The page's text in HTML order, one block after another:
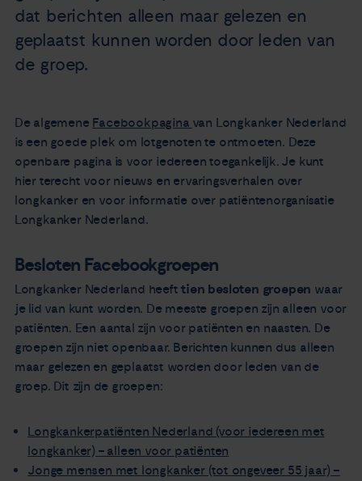
dat berichten alleen maar gelezen en
geplaatst kunnen worden door leden van
de groep.
De algemene Facebookpagina van Longkanker Nederland
is een goede plek om lotgenoten te ontmoeten. Deze
openbare pagina is voor iedereen toegankelijk. Je kunt
hier terecht voor nieuws en ervaringsverhalen over
longkanker en voor informatie over patiëntenorganisatie
Longkanker Nederland.
Besloten Facebookgroepen
Longkanker Nederland heeft tien besloten groepen waar
je lid van kunt worden. De meeste groepen zijn alleen voor
patiënten. Een aantal zijn voor patiënten en naasten. De
groepen zijn niet openbaar. Berichten kunnen dus alleen
maar gelezen en geplaatst worden door leden van de
groep. Dit zijn de groepen:
Longkankerpatiënten Nederland (voor iedereen met
longkanker) – alleen voor patiënten
Jonge mensen met longkanker (tot ongeveer 55 jaar) –